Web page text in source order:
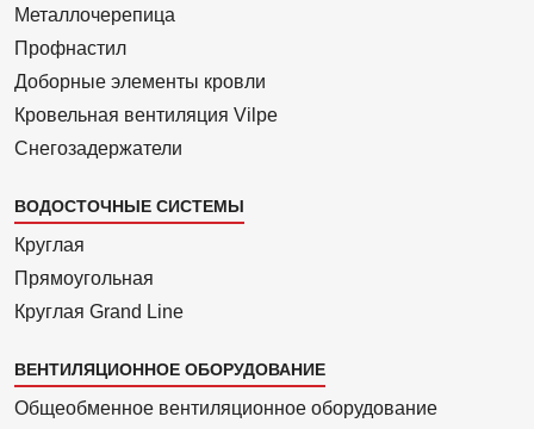
1
Металлочерепица
Профнастил
Доборные элементы кровли
Кровельная вентиляция Vilpe
Снегозадержатели
ВОДОСТОЧНЫЕ СИСТЕМЫ
Круглая
Прямоуголь­ная
Круглая Grand Line
ВЕНТИЛЯЦИОННОЕ ОБОРУДОВАНИЕ
Общеобменное вентиляционное оборудование